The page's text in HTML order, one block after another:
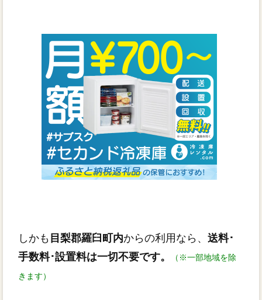
しかも 目梨郡羅臼町内からの利用なら、 送料･
手数料･設置料は一切不要です。
（※一部地域を除
きます）